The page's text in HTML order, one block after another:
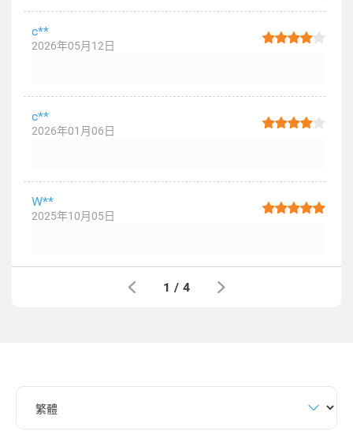
c**
2026年05月12日
c**
2026年01月06日
W**
2025年10月05日
1 / 4